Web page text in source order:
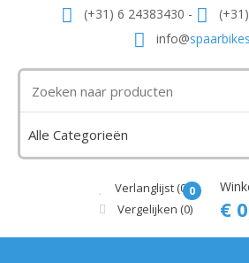
(+31) 6 24383430 -
info@
Verlanglijst (0)
Vergelijken (0)
0
€